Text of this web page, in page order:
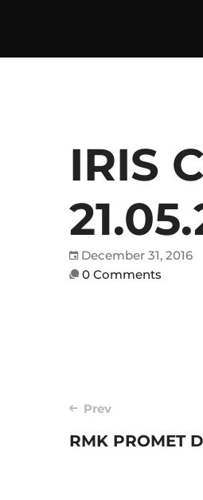
IRIS
December 31, 2016
0 Comments
Post
Prev
RMK PROMET